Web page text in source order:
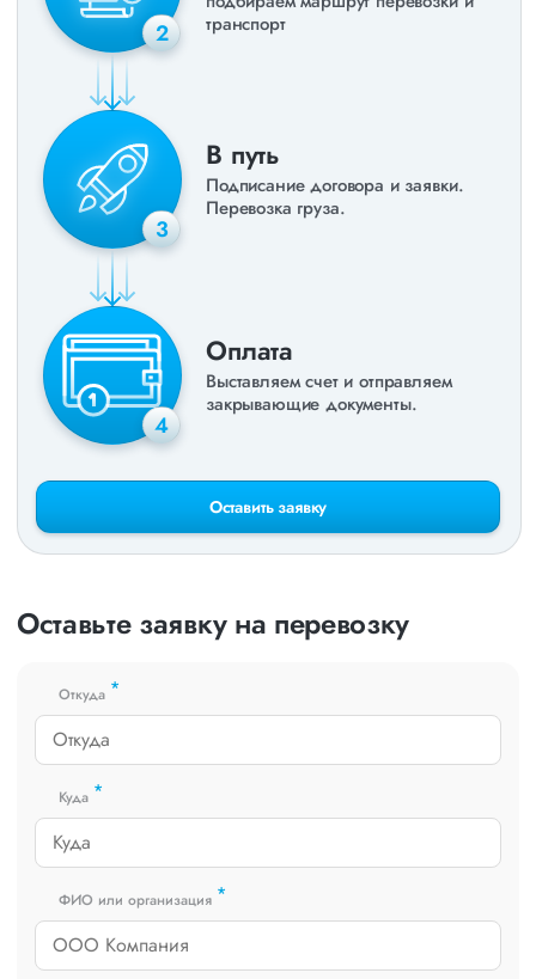
2
транспорт
3
В путь
Подписание договора и заявки.
Перевозка груза.
4
Оплата
Выставляем счет и отправляем
закрывающие документы.
Оставить заявку
Оставьте заявку на перевозку
Откуда *
Куда *
ФИО или организация *